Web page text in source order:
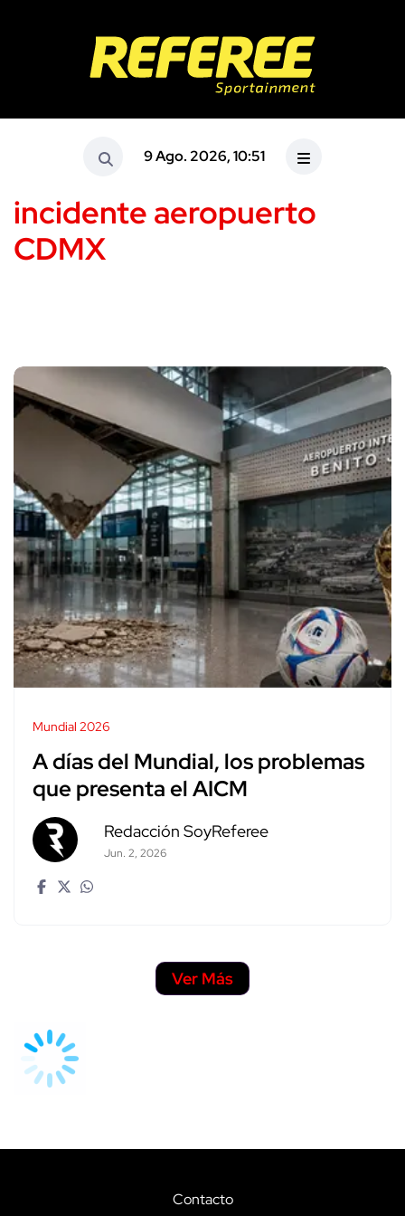
9 Ago. 2026, 10:51
incidente aeropuerto
CDMX
Mundial 2026
A días del Mundial, los problemas
que presenta el AICM
Redacción SoyReferee
Jun. 2, 2026
Ver Más
Contacto